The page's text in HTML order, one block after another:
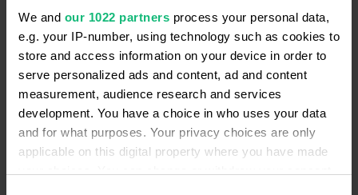
We and our 1022 partners process your personal data,
e.g. your IP-number, using technology such as cookies to
store and access information on your device in order to
serve personalized ads and content, ad and content
measurement, audience research and services
development. You have a choice in who uses your data
and for what purposes. Your privacy choices are only
applicable on this digital property where you have made